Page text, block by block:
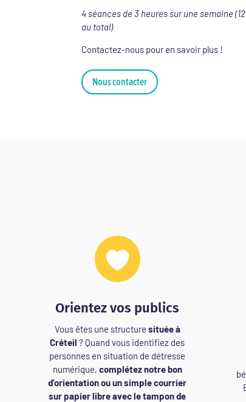
4 séances de 3 heures sur une semaine
au total)
Contactez-nous pour en savoir plus !
Nous contacter
Orientez vos publics
Vous êtes une structure située à
Créteil ? Quand vous identifiez des
personnes en situation de détresse
numérique, complétez notre bon
d’orientation ou un simple courrier
sur papier libre avec le tampon de